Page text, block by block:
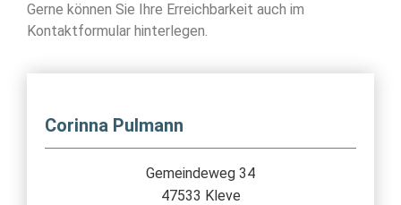
Gerne können Sie Ihre Erreichbarkeit auch im
Kontaktformular hinterlegen.
Corinna Pulmann
Gemeindeweg 34
47533 Kleve